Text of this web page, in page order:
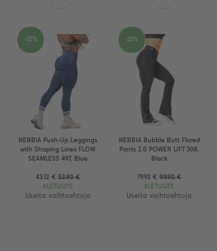
NEBBIA Push-Up Leggings
with Shaping Lines FLOW
SEAMLESS 497, Blue
43.12 € 53.90 €
ALETUOTE
Useita vaihtoehtoja
-20%
NEBBIA Bubble Butt Flared
Pants 2.0 POWER LIFT 308,
Black
79.92 € 99.90 €
ALETUOTE
Useita vaihtoehtoja
-20%